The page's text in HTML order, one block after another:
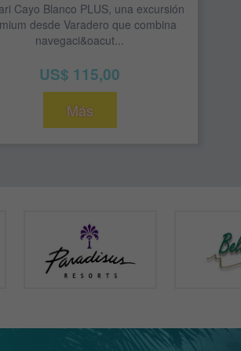
Cayo Blanco PLUS, una excursión
desde Varadero que combina
navegaci&oacut...
US$ 115,00
Más